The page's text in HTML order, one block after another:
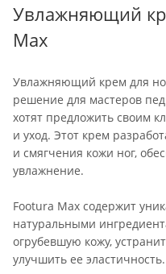
Увлажняющий
Max
Увлажняющий крем для
решение для мастеров
хотят предложить своим
и уход. Этот крем
и смягчения кожи ног,
увлажнение.
Footura Max содержит
натуральными
огрубевшую кожу,
улучшить ее эластичность.